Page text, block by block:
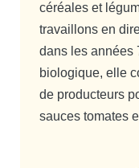
céréales et
travaillons en
dans les années
biologique, elle
de producteurs
sauces tomates